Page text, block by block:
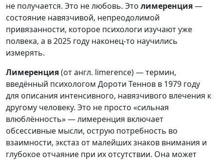
не получается. Это не любовь. Это лимеренция—
состояние навязчивой, непреодолимой
привязанности, которое психологи изучают уже
полвека, а в 2025 году наконец-то научились
измерять.
Лимеренция(от англ. limerence) — термин,
введённый психологом Дороти Теннов в 1979 году
для описания интенсивного, навязчивого влечения к
другому человеку. Это не просто «сильная
влюблённость» — лимеренция включает
обсессивные мысли, острую потребность во
взаимности, экстаз от малейших знаков внимания и
глубокое отчаяние при их отсутствии. Она может